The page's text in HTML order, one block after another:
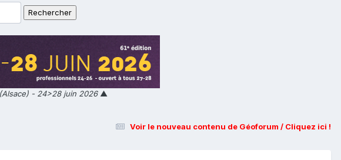
- 24>28 juin 2026▲
Voir le nouveau contenu de Géoforum / Cliquez ici !